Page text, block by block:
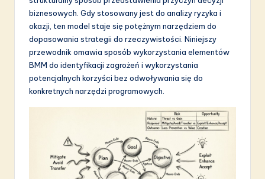
biznesowych. Gdy stosowany jest do analizy ryzyka i
okazji, ten model staje się potężnym narzędziem do
dopasowania strategii do rzeczywistości. Niniejszy
przewodnik omawia sposób wykorzystania elementów
BMM do identyfikacji zagrożeń i wykorzystania
potencjalnych korzyści bez odwoływania się do
konkretnych narzędzi programowych.